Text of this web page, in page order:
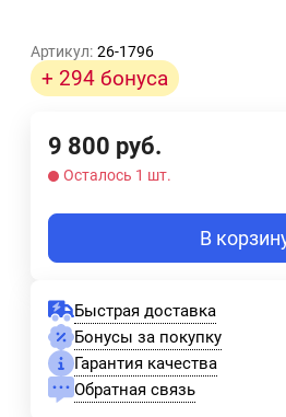
Артикул: 26-1796
+ 294 бонуса
9 800 руб.
Осталось 1 шт.
В
Быстрая доставка
Бонусы за покупку
Гарантия качества
Обратная связь